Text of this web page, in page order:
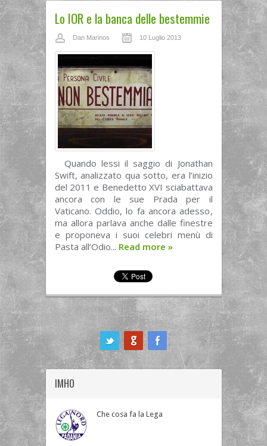
Lo IOR e la banca delle bestemmie
Dan Marinos 10 Luglio 2013
Quando lessi il saggio di Jonathan
Swift, analizzato qua sotto, era l’inizio
del 2011 e Benedetto XVI sciabattava
ancora con le sue Prada per il
Vaticano. Oddio, lo fa ancora adesso,
ma allora parlava anche dalle finestre
e proponeva i suoi celebri menù di
Pasta all’Odio... Read more »
IMHO
Che cosa fa la Lega